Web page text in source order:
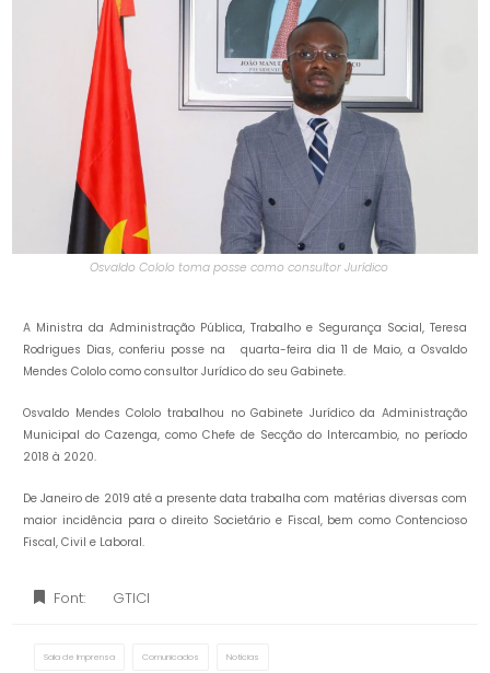
Osvaldo Cololo toma posse como consultor Jurídico
A Ministra da Administração Pública, Trabalho e Segurança Social, Teresa
Rodrigues Dias, conferiu posse na quarta-feira dia 11 de Maio, a Osvaldo
Mendes Cololo como consultor Jurídico do seu Gabinete.
Osvaldo Mendes Cololo trabalhou no Gabinete Jurídico da Administração
Municipal do Cazenga, como Chefe de Secção do Intercambio, no período
2018 à 2020.
De Janeiro de 2019 até a presente data trabalha com matérias diversas com
maior incidência para o direito Societário e Fiscal, bem como Contencioso
Fiscal, Civil e Laboral.
Font: GTICI
Sala de Imprensa Comunicados Notícias